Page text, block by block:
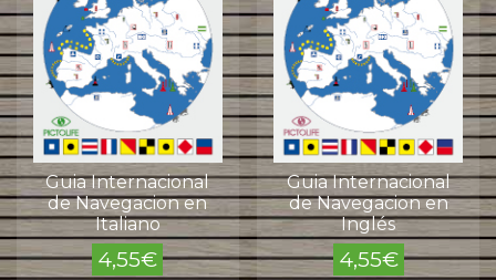
Guia Internacional
de Navegacion en
Italiano
4,55€
Guia Internacional
de Navegacion en
Inglés
4,55€